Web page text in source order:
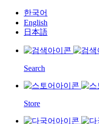
한국어
English
日本語
Search
Store